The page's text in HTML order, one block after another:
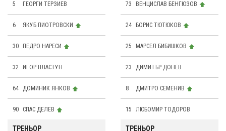
5 ГЕОРГИ ТЕРЗИЕВ
6 ЯКУБ ПИОТРОВСКИ
30 ПЕДРО НАРЕСИ
32 ИГОР ПЛАСТУН
64 ДОМИНИК ЯНКОВ
90 СПАС ДЕЛЕВ
73 ВЕНЦИСЛАВ БЕНГЮЗОВ
24 БОРИС ТЮТЮКОВ
25 МАРСЕЛ БИБИШКОВ
23 ДИМИТЪР ДОНЕВ
8 ДМИТРО СЕМЕНИВ
15 ЛЮБОМИР ТОДОРОВ
ТРЕНЬОР ТРЕНЬОР